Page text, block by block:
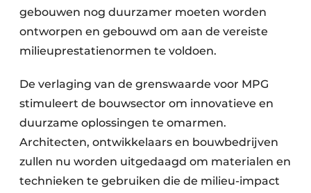
gebouwen nog duurzamer moeten worden
ontworpen en gebouwd om aan de vereiste
milieuprestatienormen te voldoen.
De verlaging van de grenswaarde voor MPG
stimuleert de bouwsector om innovatieve en
duurzame oplossingen te omarmen.
Architecten, ontwikkelaars en bouwbedrijven
zullen nu worden uitgedaagd om materialen en
technieken te gebruiken die de milieu-impact